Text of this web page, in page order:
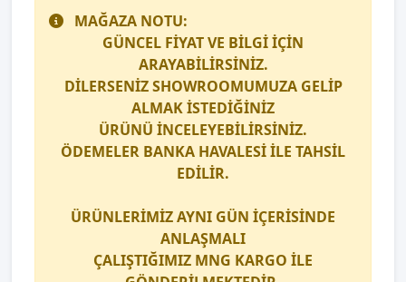
MAĞAZA NOTU:
GÜNCEL FİYAT VE BİLGİ İÇİN
ARAYABİLİRSİNİZ.
DİLERSENİZ SHOWROOMUMUZA GELİP
ALMAK İSTEDİĞİNİZ
ÜRÜNÜ İNCELEYEBİLİRSİNİZ.
ÖDEMELER BANKA HAVALESİ İLE TAHSİL
EDİLİR.
ÜRÜNLERİMİZ AYNI GÜN İÇERİSİNDE
ANLAŞMALI
ÇALIŞTIĞIMIZ MNG KARGO İLE